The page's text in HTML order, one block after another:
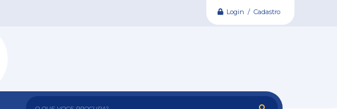
Login / Cadastro